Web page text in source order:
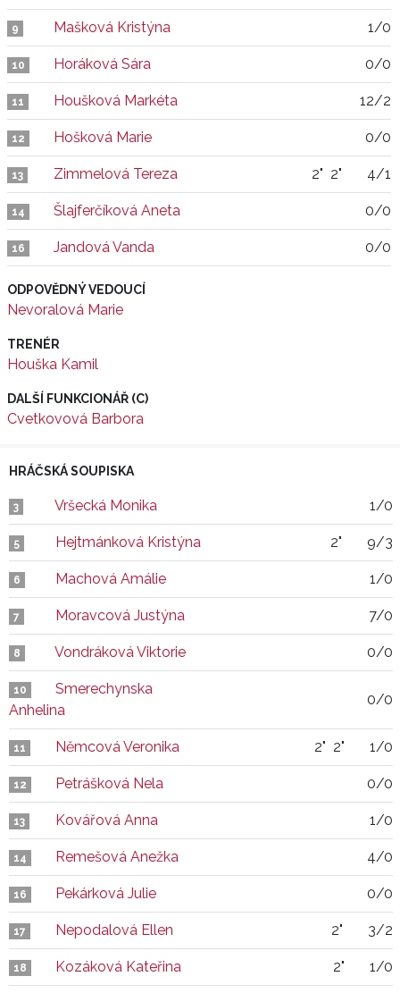
9 Mašková Kristýna 1/0
10 Horáková Sára 0/0
11 Houšková Markéta 12/2
12 Hošková Marie 0/0
13 Zimmelová Tereza 2" 2" 4/1
14 Šlajferčíková Aneta 0/0
16 Jandová Vanda 0/0
ODPOVĚDNÝ VEDOUCÍ
Nevoralová Marie
TRENÉR
Houška Kamil
DALŠÍ FUNKCIONÁŘ (C)
Cvetkovová Barbora
HRÁČSKÁ SOUPISKA
3 Vršecká Monika 1/0
5 Hejtmánková Kristýna 2" 9/3
6 Machová Amálie 1/0
7 Moravcová Justýna 7/0
8 Vondráková Viktorie 0/0
10
Smerechynska
Anhelina
0/0
11 Němcová Veronika 2" 2" 1/0
12 Petrášková Nela 0/0
13 Kovářová Anna 1/0
14 Remešová Anežka 4/0
16 Pekárková Julie 0/0
17 Nepodalová Ellen 2" 3/2
18 Kozáková Kateřina 2" 1/0